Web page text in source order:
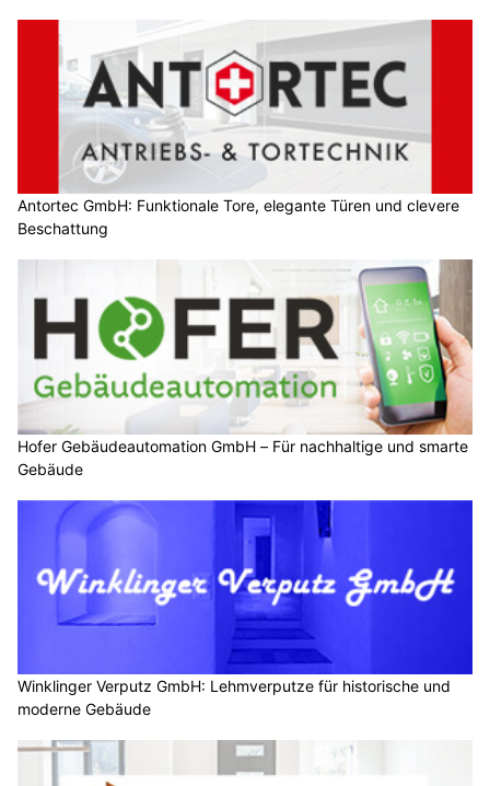
Antortec GmbH: Funktionale Tore, elegante Türen und clevere
Beschattung
Hofer Gebäudeautomation GmbH – Für nachhaltige und smarte
Gebäude
Winklinger Verputz GmbH: Lehmverputze für historische und
moderne Gebäude